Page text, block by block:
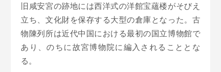
旧咸安宮の跡地には西洋式の洋館宝蘊楼がそびえ
立ち、文化財を保存する大型の倉庫となった。古
物陳列所は近代中国における最初の国立博物館で
あり、のちに故宮博物院に編入されることとな
る。